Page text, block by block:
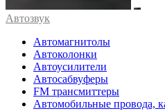
Автозвук
Автомагнитолы
Автоколонки
Автоусилители
Автосабвуферы
FM трансмиттеры
Автомобильные провода,